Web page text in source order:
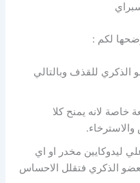
لكم :
الذكري للقذف وبالتالي
خاصة لانه يمنح كلا
والاسترخاء.
ليدوكايين مخدر او اي
الذكري فتقلل الاحساس